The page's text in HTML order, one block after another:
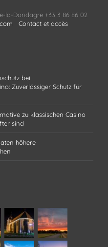
la-Dondagre +33 3 86 86 02
Contact et accès
bei
Zuverlässiger Schutz für
zu klassischen Casino
sind
höhere